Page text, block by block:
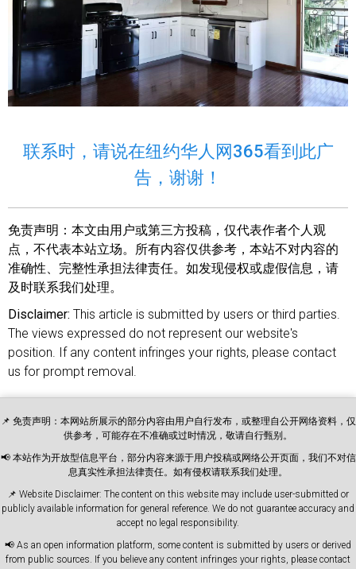
联系时，请说在纽约华人网365看到此广
告，谢谢！
免责声明： 本文由用户或第三方投稿，仅代表作者个人观
点，不代表本站立场。所有内容仅供参考，本站不对内容的
准确性、完整性承担法律责任。如发现侵权或虚假信息，请
及时联系我们处理。
Disclaimer: This article is submitted by users or third parties.
The views expressed do not represent our website's
position. If any content infringes your rights, please contact
us for prompt removal.
📌 免责声明：本网站所展示的部分内容由用户自行发布，或整理自公开网络资料，仅
供参考，可能存在不准确或过时情况，敬请自行甄别。
📢 本站作为开放型信息平台，部分内容来源于用户投稿或网络公开页面，我们不对信
息真实性承担法律责任。如有侵权请联系我们处理。
📌 Website Disclaimer: The content on this website may include user-submitted or
publicly available information for general reference. We do not guarantee accuracy and
accept no legal responsibility.
📢 As an open information platform, some content is submitted by users or derived
from public sources. If you believe any content infringes your rights, please contact